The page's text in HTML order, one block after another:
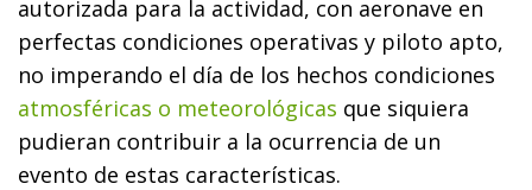
autorizada para la actividad, con aeronave en
perfectas condiciones operativas y piloto apto,
no imperando el día de los hechos condiciones
atmosféricas o meteorológicas que siquiera
pudieran contribuir a la ocurrencia de un
evento de estas características.